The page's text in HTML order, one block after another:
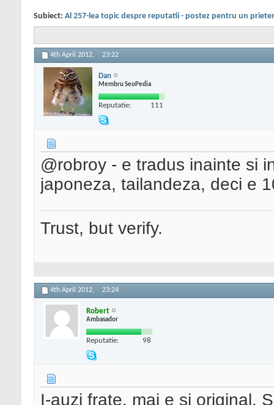
Subiect: Al 257-lea topic despre reputatii - postez pentru un
4th April 2012, 23:22
Dan
Membru SeoPedia
Reputatie: 111
@robroy - e tradus inainte si
japoneza, tailandeza, deci e
Trust, but verify.
4th April 2012, 23:24
Robert
Ambasador
Reputatie: 98
I-auzi frate, mai e si original.